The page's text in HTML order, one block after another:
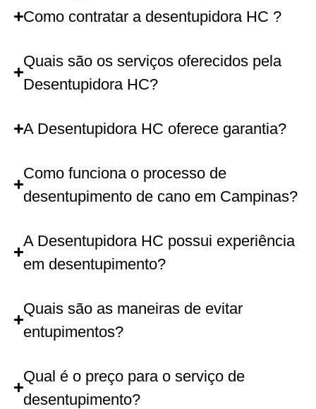
Como contratar a desentupidora HC ?
Quais são os serviços oferecidos pela
Desentupidora HC?
A Desentupidora HC oferece garantia?
Como funciona o processo de
desentupimento de cano em Campinas?
A Desentupidora HC possui experiência
em desentupimento?
Quais são as maneiras de evitar
entupimentos?
Qual é o preço para o serviço de
desentupimento?